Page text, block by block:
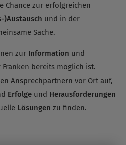
Chance zur erfolgreichen
)Austausch und in der
Sache.
zur Information und
bereits möglich ist.
Ansprechpartnern vor Ort auf,
Erfolge und Herausforderungen
Lösungen zu finden.